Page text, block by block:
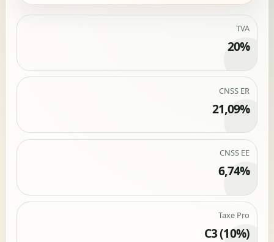
TVA
20%
CNSS ER
21,09%
CNSS EE
6,74%
Taxe Pro
C3 (10%)